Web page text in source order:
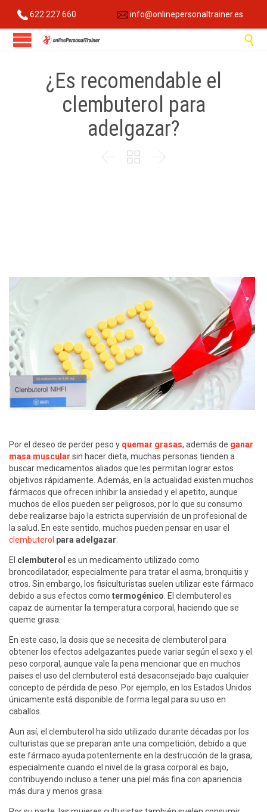
622 227 660 info@onlinepersonaltrainer.es

¿Es recomendable el
clembuterol para
adelgazar?
  
Por el deseo de perder peso y quemar grasas, además de ganar
masa muscular sin hacer dieta, muchas personas tienden a
buscar medicamentos aliados que les permitan lograr estos
objetivos rápidamente. Además, en la actualidad existen muchos
fármacos que ofrecen inhibir la ansiedad y el apetito, aunque
muchos de ellos pueden ser peligrosos, por lo que su consumo
debe realizarse bajo la estricta supervisión de un profesional de
la salud. En este sentido, muchos pueden pensar en usar el
clembuterol para adelgazar
El clembuterol es un medicamento utilizado como
broncodilatador, especialmente para tratar el asma, bronquitis y
otros. Sin embargo, los fisiculturistas suelen utilizar este fármaco
debido a sus efectos como termogénico . El clembuterol es
capaz de aumentar la temperatura corporal, haciendo que se
queme grasa.
En este caso, la dosis que se necesita de clembuterol para
obtener los efectos adelgazantes puede variar según el sexo y el
peso corporal, aunque vale la pena mencionar que en muchos
países el uso del clembuterol está desaconsejado bajo cualquier
concepto de pérdida de peso. Por ejemplo, en los Estados Unidos
únicamente está disponible de forma legal para su uso en
caballos.
Aun así, el clembuterol ha sido utilizado durante décadas por los
culturistas que se preparan ante una competición, debido a que
este fármaco ayuda potentemente en la destrucción de la grasa,
especialmente cuando el nivel de la grasa corporal es bajo,
contribuyendo incluso a tener una piel más fina con apariencia
más dura y menos grasa.